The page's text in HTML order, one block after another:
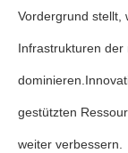
Vordergrund stellt,
Infrastrukturen der
gestützten
weiter verbessern.